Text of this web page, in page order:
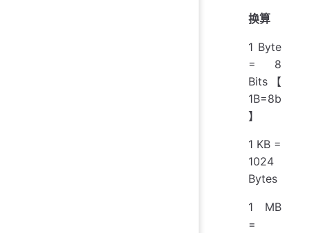
换算
1 Byte
= 8
Bits【
1B=8b
】
1 KB =
1024
Bytes
1 MB
=